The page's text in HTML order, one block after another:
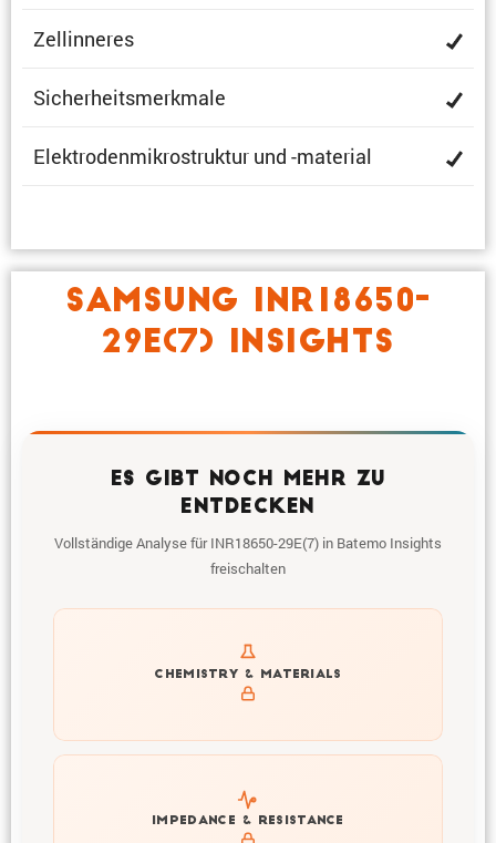
Zellin­neres
Sicher­heits­merk­male
Elektro­den­mi­kro­struktur und -material
SAMSUNG INR18650-
29E(7) INSIGHTS
ES GIBT NOCH MEHR ZU
ENTDECKEN
Vollständige Analyse für INR18650-29E(7) in Batemo Insights
freischalten
CHEMISTRY & MATERIALS
Get to know active materials for the INR18650-29E(7)
IMPEDANCE & RESISTANCE
Explore impedance spectrum and DCIR (SOC, T) of
INR18650-29E(7)